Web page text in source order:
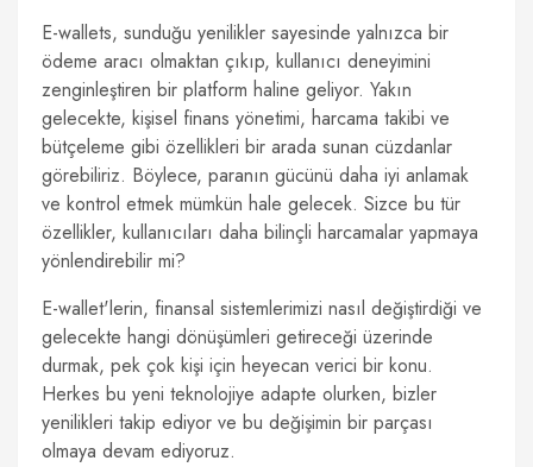
E-wallets, sunduğu yenilikler sayesinde yalnızca bir
ödeme aracı olmaktan çıkıp, kullanıcı deneyimini
zenginleştiren bir platform haline geliyor. Yakın
gelecekte, kişisel finans yönetimi, harcama takibi ve
bütçeleme gibi özellikleri bir arada sunan cüzdanlar
görebiliriz. Böylece, paranın gücünü daha iyi anlamak
ve kontrol etmek mümkün hale gelecek. Sizce bu tür
özellikler, kullanıcıları daha bilinçli harcamalar yapmaya
yönlendirebilir mi?
E-wallet'lerin, finansal sistemlerimizi nasıl değiştirdiği ve
gelecekte hangi dönüşümleri getireceği üzerinde
durmak, pek çok kişi için heyecan verici bir konu.
Herkes bu yeni teknolojiye adapte olurken, bizler
yenilikleri takip ediyor ve bu değişimin bir parçası
olmaya devam ediyoruz.